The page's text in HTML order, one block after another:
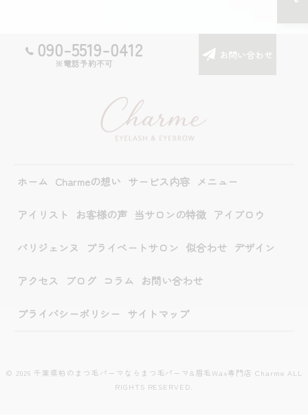
090-5519-0412
※電話予約不可
お問い合わせ
ホーム Charmeの想い サービス内容 メニュー
アイリスト お客様の声 当サロンの特徴 アイブロウ
パリジェンヌ プライベートサロン 似合わせ デザイン
アクセス ブログ コラム お問い合わせ
プライバシーポリシー サイトマップ
© 2026 千葉県柏のまつ毛パーマならまつ毛パーマ&眉毛Wax専門店 Charme ALL
RIGHTS RESERVED.